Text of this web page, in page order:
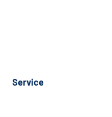
Service